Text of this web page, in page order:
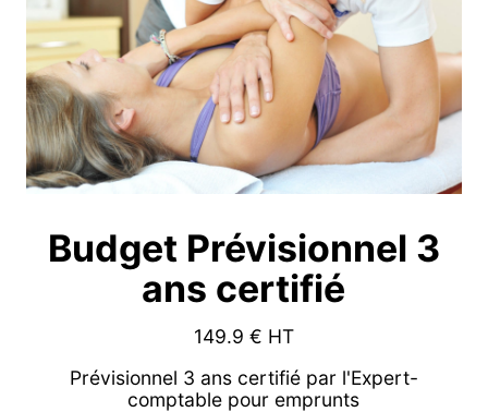
Budget Prévisionnel 3
ans certifié
149.9 € HT
Prévisionnel 3 ans certifié par l'Expert-
comptable pour emprunts